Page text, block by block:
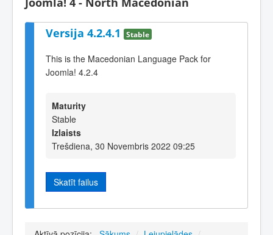
Versija 4.2.4.1 Stable
This is the Macedonian Language Pack for
Joomla! 4.2.4
Maturity
Stable
Izlaists
Trešdiena, 30 Novembris 2022 09:25
Skatīt failus